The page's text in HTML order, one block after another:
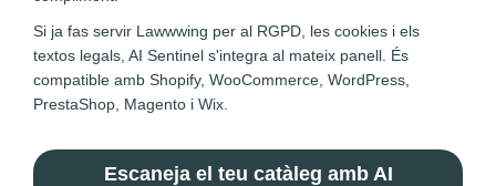
Si ja fas servir Lawwwing per al RGPD, les cookies i els
textos legals, AI Sentinel s'integra al mateix panell. És
compatible amb Shopify, WooCommerce, WordPress,
PrestaShop, Magento i Wix.
Escaneja el teu catàleg amb AI